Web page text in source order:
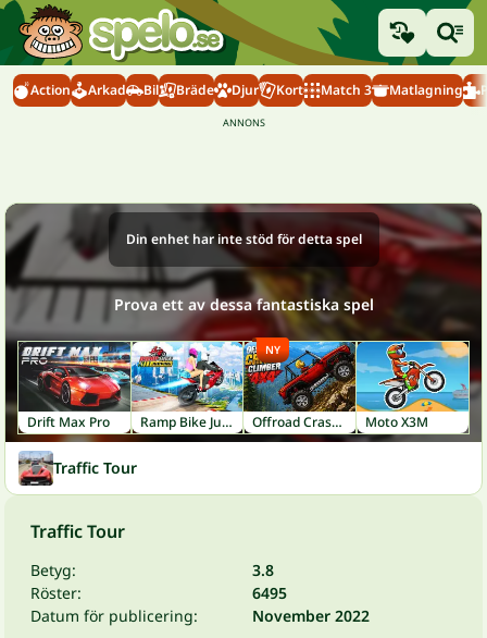
Action Arkad Bil Bräde Djur Kort Match 3 Matlagning
Din enhet har inte stöd för detta spel
Prova ett av dessa fantastiska spel
Drift Max Pro Ramp Bike Jumping Offroad Crash Climber 4X4
NY
Moto X3M
Traffic Tour
Traffic Tour
Betyg:
3.8
Röster:
6495
Datum för publicering:
November 2022